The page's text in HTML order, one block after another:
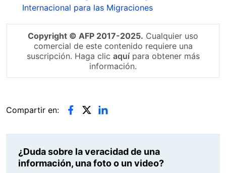
Internacional para las Migraciones
Copyright © AFP 2017-2025. Cualquier uso
comercial de este contenido requiere una
suscripción. Haga clic aquípara obtener más
información.
Compartir en:
¿Duda sobre la veracidad de una
información, una foto o un video?